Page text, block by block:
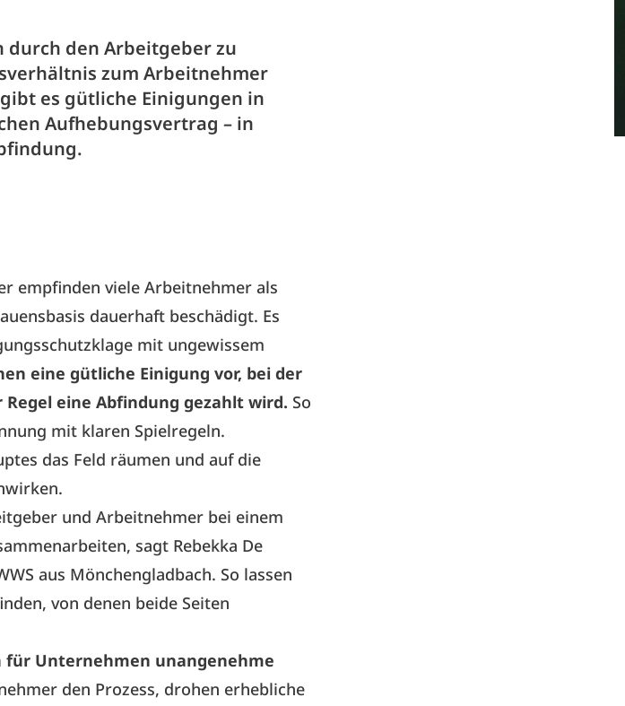
den Arbeitgeber zu
zum Arbeitnehmer
es gütliche Einigungen in
Aufhebungsvertrag – in
empfinden viele Arbeitnehmer als
dauerhaft beschädigt. Es
mit ungewissem
eine gütliche Einigung vor, bei der
eine Abfindung gezahlt wird. So
mit klaren Spielregeln.
das Feld räumen und auf die
und Arbeitnehmer bei einem
sagt Rebekka De
aus Mönchengladbach. So lassen
von denen beide Seiten
für Unternehmen unangenehme
den Prozess, ­drohen erhebliche